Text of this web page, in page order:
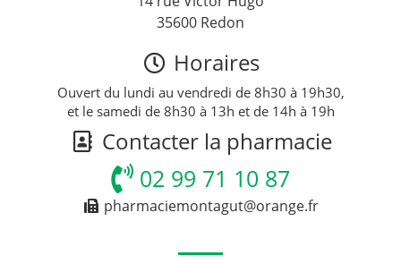
35600 Redon
Horaires
Ouvert du lundi au vendredi de 8h30 à 19h30,
et le samedi de 8h30 à 13h et de 14h à 19h
Contacter la pharmacie
02 99 71 10 87
pharmaciemontagut@orange.fr